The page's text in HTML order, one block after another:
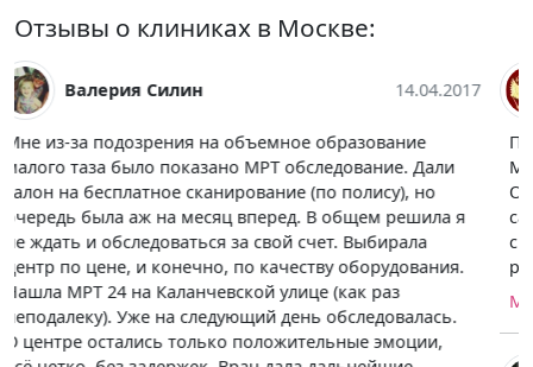
Отзывы о клиниках в Москве:
Виктор Клецкин 14.04.2017
Пришлось срочно проходить МРТ всего тела, выбрал
МРТ 24, так как нужна была рассрочка по платежу.
Очень выручила меня эта услуга. По обслуживаю и
самой процедуре нареканий нет, может только что
сканирование долго длилось. Хороший центр,
рекомендую.
МРТ 24 у метро Комсомольская